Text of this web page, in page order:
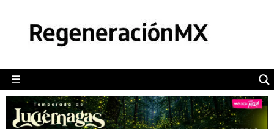
☰
POLÍTICA
CAMALEÓN
OPINIÓN